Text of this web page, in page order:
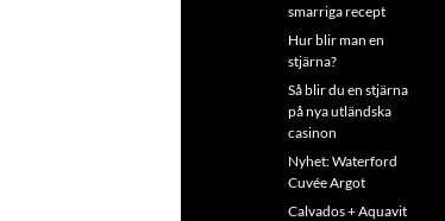
smarriga recept
Hur blir man en
stjärna?
Så blir du en stjärna
på nya utländska
casinon
Nyhet: Waterford
Cuvée Argot
Calvados + Aquavit